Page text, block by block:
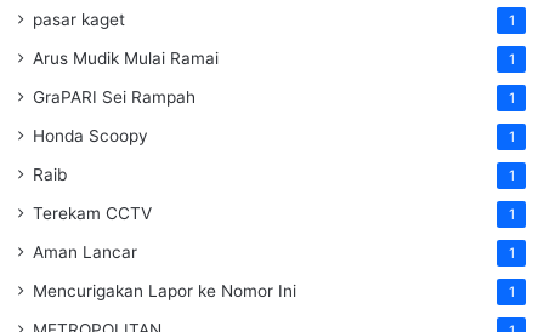
pasar kaget 1
Arus Mudik Mulai Ramai 1
GraPARI Sei Rampah 1
Honda Scoopy 1
Raib 1
Terekam CCTV 1
Aman Lancar 1
Mencurigakan Lapor ke Nomor Ini 1